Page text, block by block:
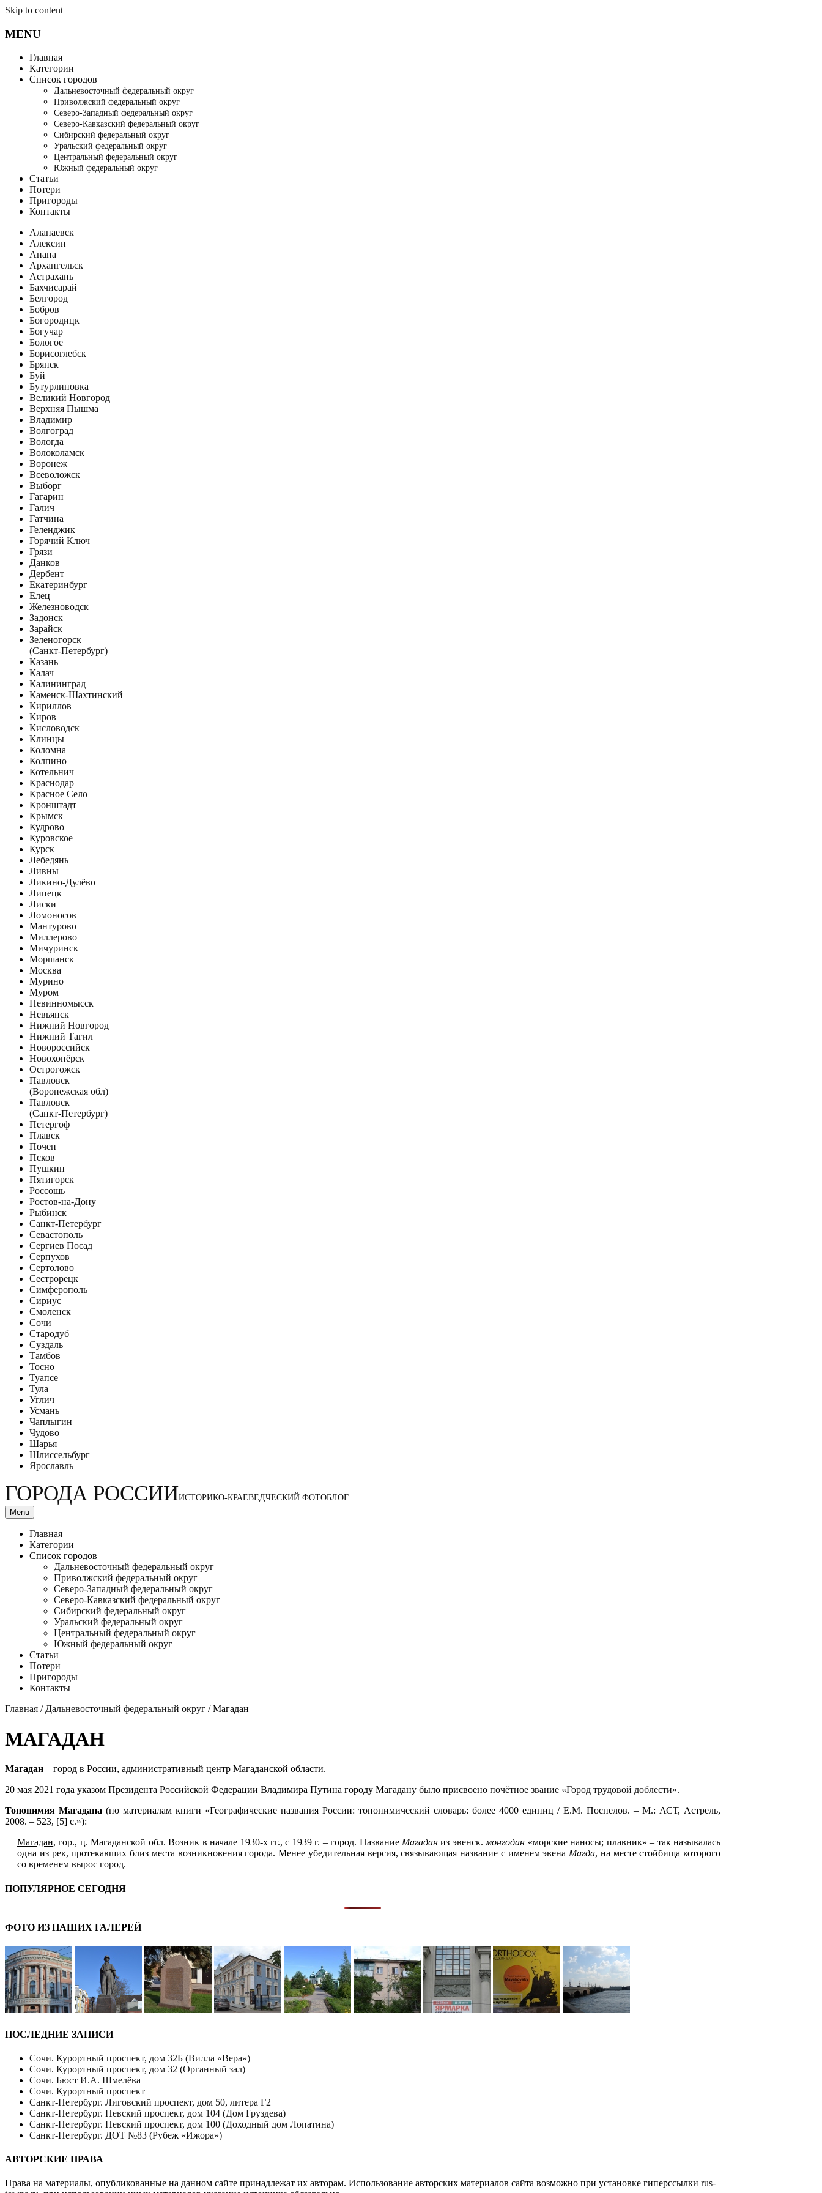
Skip to content
MENU
Главная
Категории
Список городов
Дальневосточный федеральный округ
Приволжский федеральный округ
Северо-Западный федеральный округ
Северо-Кавказский федеральный округ
Сибирский федеральный округ
Уральский федеральный округ
Центральный федеральный округ
Южный федеральный округ
Статьи
Потери
Пригороды
Контакты
Алапаевск
Алексин
Анапа
Архангельск
Астрахань
Бахчисарай
Белгород
Бобров
Богородицк
Богучар
Бологое
Борисоглебск
Брянск
Буй
Бутурлиновка
Великий Новгород
Верхняя Пышма
Владимир
Волгоград
Вологда
Волоколамск
Воронеж
Всеволожск
Выборг
Гагарин
Галич
Гатчина
Геленджик
Горячий Ключ
Грязи
Данков
Дербент
Екатеринбург
Елец
Железноводск
Задонск
Зарайск
Зеленогорск
(Санкт-Петербург)
Казань
Калач
Калининград
Каменск-Шахтинский
Кириллов
Киров
Кисловодск
Клинцы
Коломна
Колпино
Котельнич
Краснодар
Красное Село
Кронштадт
Крымск
Кудрово
Куровское
Курск
Лебедянь
Ливны
Ликино-Дулёво
Липецк
Лиски
Ломоносов
Мантурово
Миллерово
Мичуринск
Моршанск
Москва
Мурино
Муром
Невинномысск
Невьянск
Нижний Новгород
Нижний Тагил
Новороссийск
Новохопёрск
Острогожск
Павловск
(Воронежская обл)
Павловск
(Санкт-Петербург)
Петергоф
Плавск
Почеп
Псков
Пушкин
Пятигорск
Россошь
Ростов-на-Дону
Рыбинск
Санкт-Петербург
Севастополь
Сергиев Посад
Серпухов
Сертолово
Сестрорецк
Симферополь
Сириус
Смоленск
Сочи
Стародуб
Суздаль
Тамбов
Тосно
Туапсе
Тула
Углич
Усмань
Чаплыгин
Чудово
Шарья
Шлиссельбург
Ярославль
ГОРОДА РОССИИИСТОРИКО-КРАЕВЕДЧЕСКИЙ ФОТОБЛОГ
Menu
Главная
Категории
Список городов
Дальневосточный федеральный округ
Приволжский федеральный округ
Северо-Западный федеральный округ
Северо-Кавказский федеральный округ
Сибирский федеральный округ
Уральский федеральный округ
Центральный федеральный округ
Южный федеральный округ
Статьи
Потери
Пригороды
Контакты
Главная /Дальневосточный федеральный округ / Магадан
МАГАДАН
Магадан – город в России, административный центр Магаданской области.
20 мая 2021 года указом Президента Российской Федерации Владимира Путина городу Магадану было присвоено почëтное звание «Город трудовой доблести».
Топонимия Магадана (по материалам книги «Географические названия России: топонимический словарь: более 4000 единиц / Е.М. Поспелов. – М.: АСТ, Астрель,
2008. – 523, [5] с.»):
Магадан, гор., ц. Магаданской обл. Возник в начале 1930-х гг., с 1939 г. – город. Название Магадан из эвенск. монгодан «морские наносы; плавник» – так называлась
одна из рек, протекавших близ места возникновения города. Менее убедительная версия, связывающая название с именем эвена Магда, на месте стойбища которого
со временем вырос город.
ПОПУЛЯРНОЕ СЕГОДНЯ
ФОТО ИЗ НАШИХ ГАЛЕРЕЙ
ПОСЛЕДНИЕ ЗАПИСИ
Сочи. Курортный проспект, дом 32Б (Вилла «Вера»)
Сочи. Курортный проспект, дом 32 (Органный зал)
Сочи. Бюст И.А. Шмелёва
Сочи. Курортный проспект
Санкт-Петербург. Лиговский проспект, дом 50, литера Г2
Санкт-Петербург. Невский проспект, дом 104 (Дом Груздева)
Санкт-Петербург. Невский проспект, дом 100 (Доходный дом Лопатина)
Санкт-Петербург. ДОТ №83 (Рубеж «Ижора»)
АВТОРСКИЕ ПРАВА
Права на материалы, опубликованные на данном сайте принадлежат их авторам. Использование авторских материалов сайта возможно при установке гиперссылки rus-